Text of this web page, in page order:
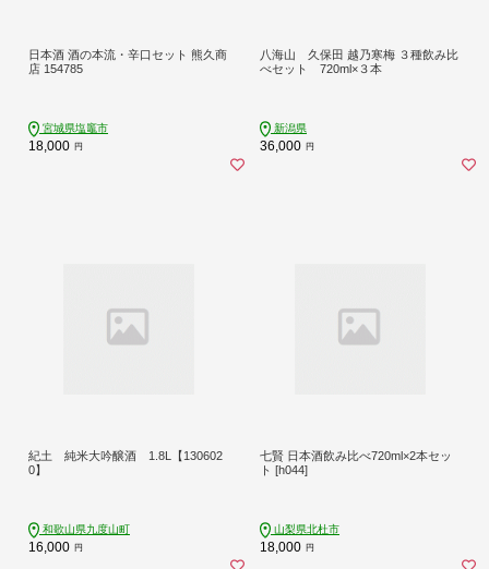
日本酒 酒の本流・辛口セット 熊久商
店 154785
宮城県塩竈市
18,000 円
八海山 久保田 越乃寒梅 ３種飲み比
べセット 720ml×３本
新潟県
36,000 円
紀土 純米大吟醸酒 1.8L【130602
0】
和歌山県九度山町
16,000 円
七賢 日本酒飲み比べ720ml×2本セッ
ト [h044]
山梨県北杜市
18,000 円